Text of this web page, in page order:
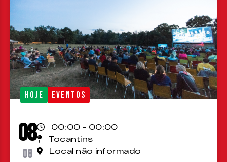
HOJE EVENTOS
08
08
00:00 - 00:00
Tocantins
Local não informado